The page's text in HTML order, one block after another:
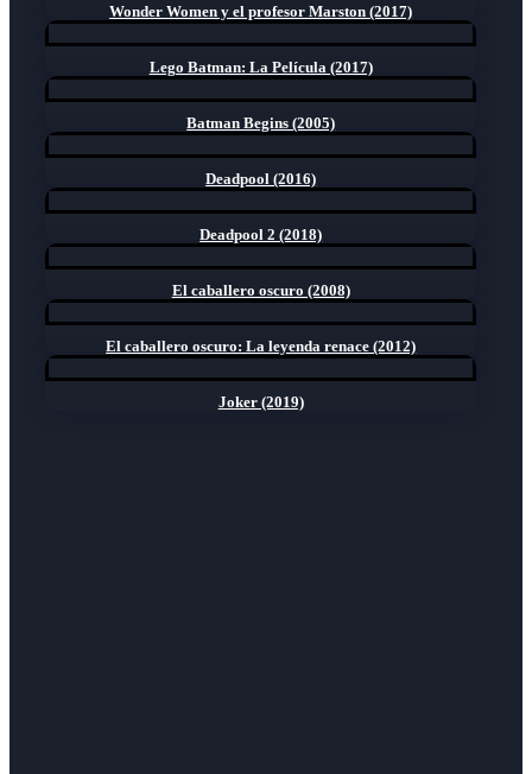
Wonder Women y el profesor Marston (2017)
Lego Batman: La Película (2017)
Batman Begins (2005)
Deadpool (2016)
Deadpool 2 (2018)
El caballero oscuro (2008)
El caballero oscuro: La leyenda renace (2012)
Joker (2019)